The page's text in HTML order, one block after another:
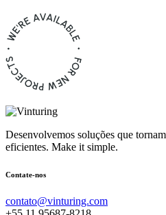
Desenvolvemos soluções que
eficientes. Make it simple.
Contate-nos
contato@vinturing.com